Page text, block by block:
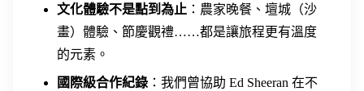
文化體驗不是點到為止 ：農家晚餐、壇城（沙
畫）體驗、節慶觀禮……都是讓旅程更有溫度
的元素。
國際級合作紀錄 ：我們曾協助 Ed Sheeran 在不